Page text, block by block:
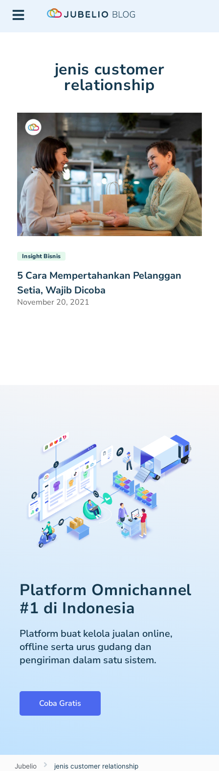
jenis customer
relationship
Insight Bisnis
5 Cara Mempertahankan Pelanggan
Setia, Wajib Dicoba
November 20, 2021
Platform Omnichannel
#1 di Indonesia
Platform buat kelola jualan online,
offline serta urus gudang dan
pengiriman dalam satu sistem.
Coba Gratis
Jubelio jenis customer relationship